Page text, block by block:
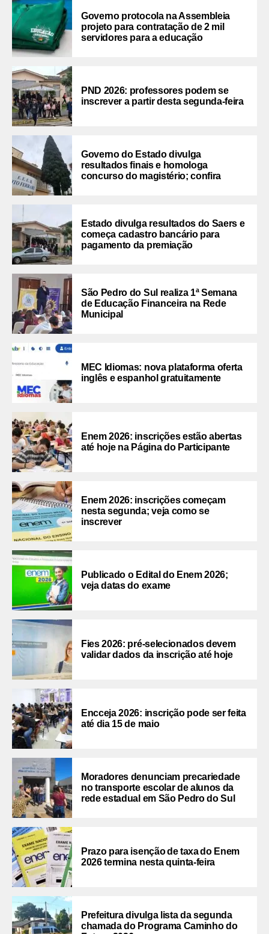
Governo protocola na Assembleia
projeto para contratação de 2 mil
servidores para a educação
PND 2026: professores podem se
inscrever a partir desta segunda-feira
Governo do Estado divulga
resultados finais e homologa
concurso do magistério; confira
Estado divulga resultados do Saers e
começa cadastro bancário para
pagamento da premiação
São Pedro do Sul realiza 1ª Semana
de Educação Financeira na Rede
Municipal
MEC Idiomas: nova plataforma oferta
inglês e espanhol gratuitamente
Enem 2026: inscrições estão abertas
até hoje na Página do Participante
Enem 2026: inscrições começam
nesta segunda; veja como se
inscrever
Publicado o Edital do Enem 2026;
veja datas do exame
Fies 2026: pré-selecionados devem
validar dados da inscrição até hoje
Encceja 2026: inscrição pode ser feita
até dia 15 de maio
Moradores denunciam precariedade
no transporte escolar de alunos da
rede estadual em São Pedro do Sul
Prazo para isenção de taxa do Enem
2026 termina nesta quinta-feira
Prefeitura divulga lista da segunda
chamada do Programa Caminho do